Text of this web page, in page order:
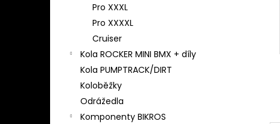
Pro XXXL
Pro XXXXL
Cruiser
Kola ROCKER MINI BMX + díly
Kola PUMPTRACK/DIRT
Koloběžky
Odrážedla
Komponenty BIKROS